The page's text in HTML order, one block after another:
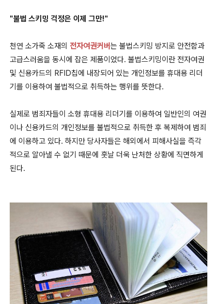
"불법 스키밍 걱정은 이제 그만!"
천연 소가죽 소재의 전자여권커버는 불법스키밍 방지로 안전함과
고급스러움을 동시에 잡은 제품이었다. 불법스키밍이란 전자여권
및 신용카드의 RFID칩에 내장되어 있는 개인정보를 휴대용 리더
기를 이용하여 불법적으로 취득하는 행위를 뜻한다.
실제로 범죄자들이 소형 휴대용 리더기를 이용하여 일반인의 여권
이나 신용카드의 개인정보를 불법적으로 취득한 후 복제하여 범죄
에 이용하고 있다. 하지만 당사자들은 해외에서 피해사실을 즉각
적으로 알아낼 수 없기 때문에 훗날 더욱 난처한 상황에 직면하게
된다.